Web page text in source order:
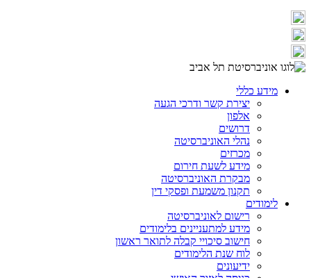
מידע כללי
יצירת קשר ודרכי הגעה
אלפון
דרושים
נהלי האוניברסיטה
מכרזים
מידע לשעת חירום
מבקרת האוניברסיטה
תקנון משמעת ופסקי דין
לימודים
רישום לאוניברסיטה
מידע למתעניינים בלימודים
חישוב סיכויי קבלה לתואר ראשון
לוח שנת הלימודים
ידיעונים